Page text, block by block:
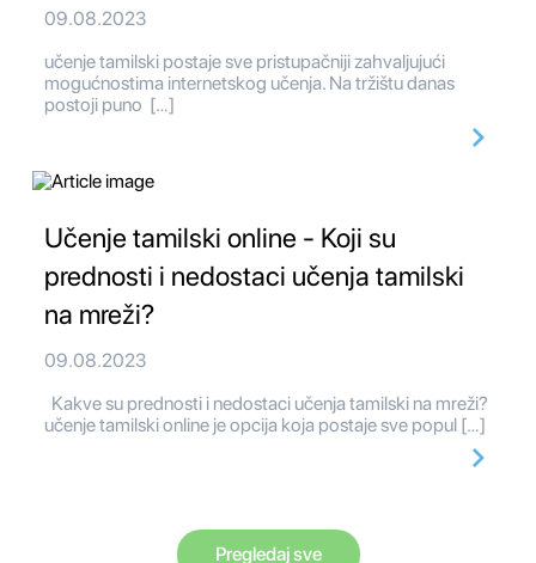
09.08.2023
učenje tamilski postaje sve pristupačniji zahvaljujući
mogućnostima internetskog učenja. Na tržištu danas
postoji puno […]
Učenje tamilski online - Koji su
prednosti i nedostaci učenja tamilski
na mreži?
09.08.2023
Kakve su prednosti i nedostaci učenja tamilski na mreži?
učenje tamilski online je opcija koja postaje sve popul […]
Pregledaj sve